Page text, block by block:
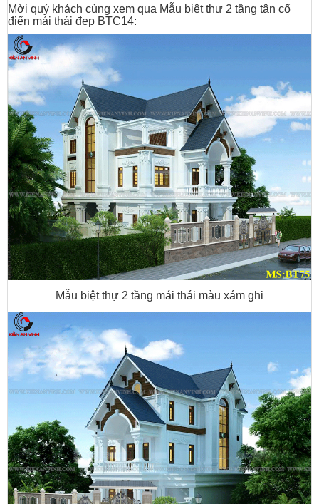
Mời quý khách cùng xem qua Mẫu biệt thự 2 tầng tân cổ
điển mái thái đẹp BTC14:
Mẫu biệt thự 2 tầng mái thái màu xám ghi